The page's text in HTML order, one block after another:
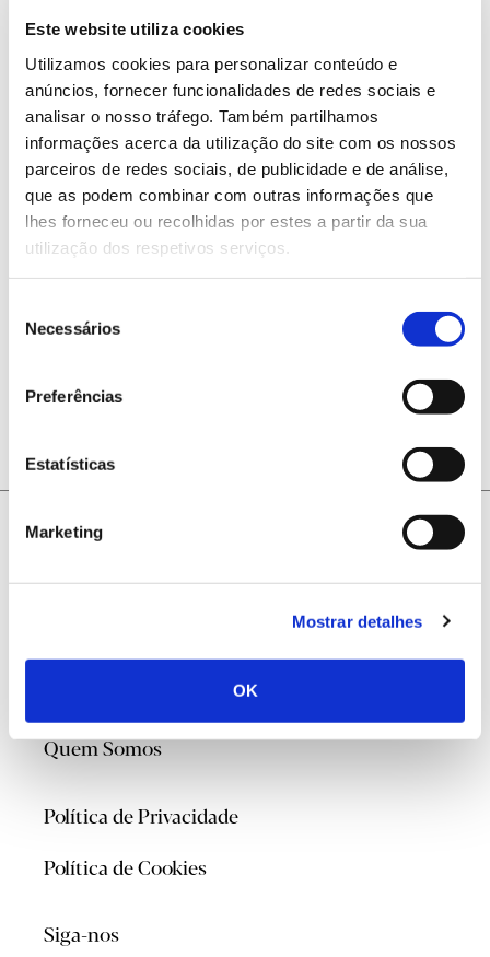
Este website utiliza cookies
Utilizamos cookies para personalizar conteúdo e
anúncios, fornecer funcionalidades de redes sociais e
analisar o nosso tráfego. Também partilhamos
informações acerca da utilização do site com os nossos
parceiros de redes sociais, de publicidade e de análise,
que as podem combinar com outras informações que
lhes forneceu ou recolhidas por estes a partir da sua
utilização dos respetivos serviços.
Necessários
Preferências
Estatísticas
Marketing
Mostrar detalhes
OK
paisagista; gestão e ecologia do
fogo; gestão da vida silvestre; e
educação agroambiental e
disseminação de conhecimento.
Quem Somos
Política de Privacidade
Política de Cookies
Siga-nos